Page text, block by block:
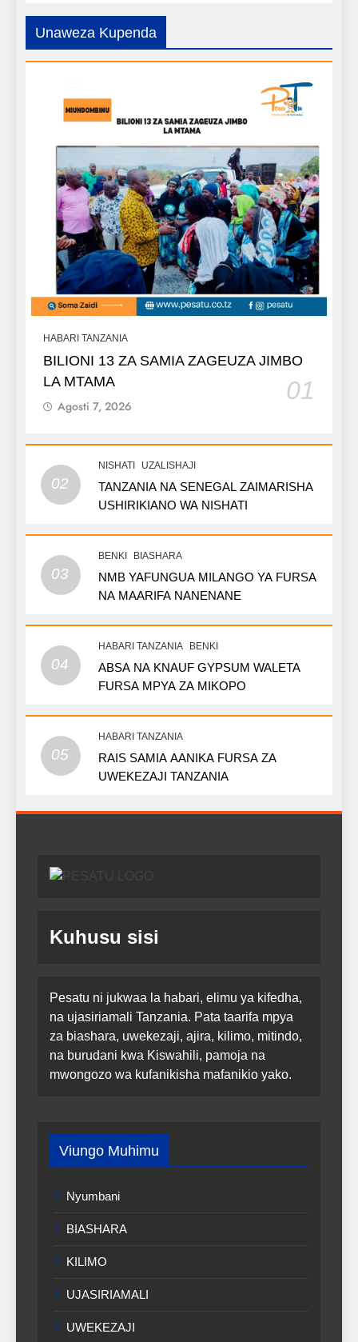
Unaweza Kupenda
HABARI TANZANIA
BILIONI 13 ZA SAMIA ZAGEUZA JIMBO
LA MTAMA
01
Agosti 7, 2026
02
NISHATI UZALISHAJI
TANZANIA NA SENEGAL ZAIMARISHA
USHIRIKIANO WA NISHATI
03
BENKI BIASHARA
NMB YAFUNGUA MILANGO YA FURSA
NA MAARIFA NANENANE
04
HABARI TANZANIA BENKI
ABSA NA KNAUF GYPSUM WALETA
FURSA MPYA ZA MIKOPO
05
HABARI TANZANIA
RAIS SAMIA AANIKA FURSA ZA
UWEKEZAJI TANZANIA
Kuhusu sisi
Pesatu ni jukwaa la habari, elimu ya kifedha,
na ujasiriamali Tanzania. Pata taarifa mpya
za biashara, uwekezaji, ajira, kilimo, mitindo,
na burudani kwa Kiswahili, pamoja na
mwongozo wa kufanikisha mafanikio yako.
Viungo Muhimu
Nyumbani
BIASHARA
KILIMO
UJASIRIAMALI
UWEKEZAJI